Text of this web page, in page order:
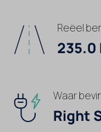
Reëel
235.0
Waar
Right